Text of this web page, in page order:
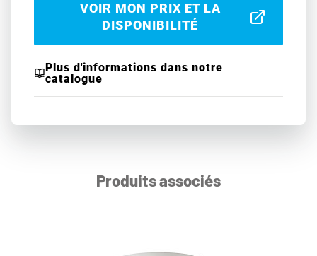
VOIR MON PRIX ET LA
DISPONIBILITÉ
Plus d'informations dans notre
catalogue
Produits associés